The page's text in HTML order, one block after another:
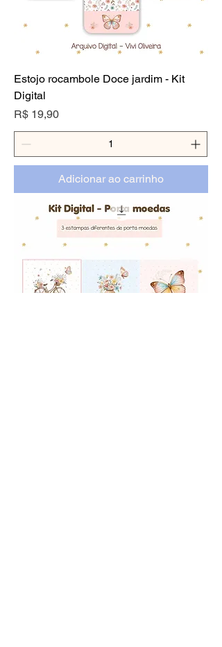
Estojo rocambole Doce jardim - Kit
Digital
Preço
R$ 19,90
Adicionar ao carrinho